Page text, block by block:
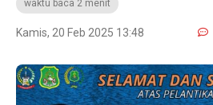
waktu baca 2 menit
Kamis, 20 Feb 2025 13:48